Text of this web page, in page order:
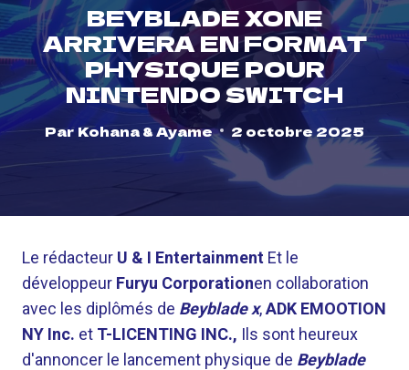
BEYBLADE XONE
ARRIVERA EN FORMAT
PHYSIQUE POUR
NINTENDO SWITCH
ParKohana & Ayame 2 octobre 2025
Le rédacteur U & I Entertainment Et le
développeur Furyu Corporationen collaboration
avec les diplômés de Beyblade x,ADK EMOOTION
NY Inc. et T-LICENTING INC., Ils sont heureux
d'annoncer le lancement physique de Beyblade